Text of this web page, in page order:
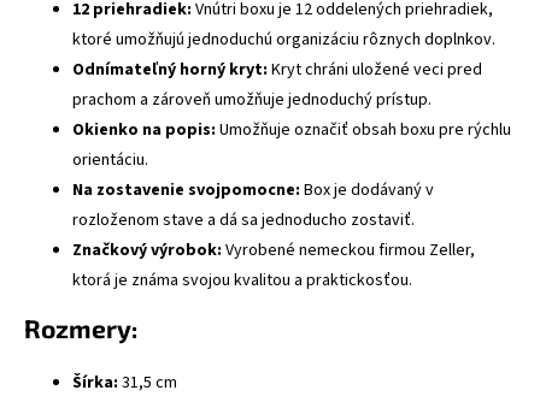
12 priehradiek: Vnútri boxu je 12 oddelených priehradiek,
ktoré umožňujú jednoduchú organizáciu rôznych doplnkov.
Odnímateľný horný kryt: Kryt chráni uložené veci pred
prachom a zároveň umožňuje jednoduchý prístup.
Okienko na popis: Umožňuje označiť obsah boxu pre rýchlu
orientáciu.
Na zostavenie svojpomocne: Box je dodávaný v
rozloženom stave a dá sa jednoducho zostaviť.
Značkový výrobok: Vyrobené nemeckou firmou Zeller,
ktorá je známa svojou kvalitou a praktickosťou.
Rozmery:
Šírka: 31,5 cm